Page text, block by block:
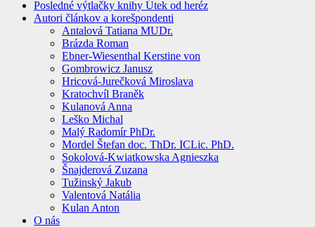
Posledné výtlačky knihy Útek od heréz
Autori článkov a korešpondenti
Antalová Tatiana MUDr.
Brázda Roman
Ebner-Wiesenthal Kerstine von
Gombrowicz Janusz
Hricová-Jurečková Miroslava
Kratochvíl Braněk
Kulanová Anna
Leško Michal
Malý Radomír PhDr.
Mordel Štefan doc. ThDr. ICLic. PhD.
Sokolová-Kwiatkowska Agnieszka
Šnajderová Zuzana
Tužinský Jakub
Valentová Natália
Kulan Anton
O nás